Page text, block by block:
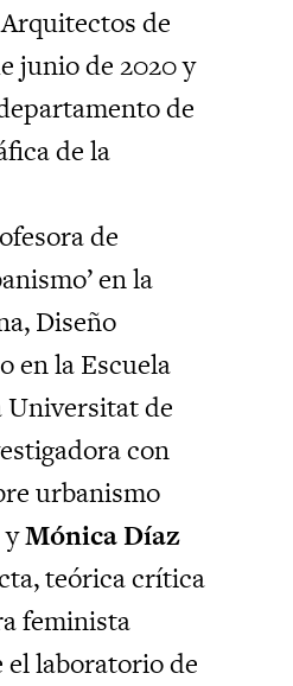
de
junio de 2020 y
de
de la
de
en la
Diseño
en la Escuela
Universitat de
con
urbanismo
Mónica Díaz
teórica crítica
feminista
laboratorio de